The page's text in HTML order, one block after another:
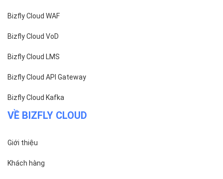
Bizfly Cloud WAF
Bizfly Cloud VoD
Bizfly Cloud LMS
Bizfly Cloud API Gateway
Bizfly Cloud Kafka
VỀ BIZFLY CLOUD
Giới thiệu
Khách hàng